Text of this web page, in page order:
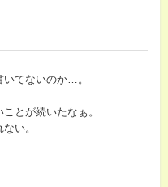
てないのか…。
とが続いたなぁ。
い。